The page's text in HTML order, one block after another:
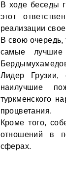
В ходе беседы
этот
реализации
В свою очередь,
самые лучшие
Лидер Грузии,
наилучшие
туркменского
процветания.
Кроме того,
отношений в
сферах.